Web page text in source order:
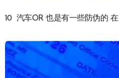
10 汽车OR 也是有一些防伪的